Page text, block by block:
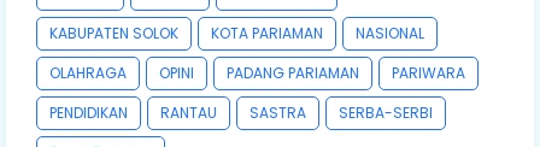
KABUPATEN SOLOK
KOTA PARIAMAN
NASIONAL
OLAHRAGA
OPINI PADANG PARIAMAN
PARIWARA
PENDIDIKAN
RANTAU SASTRA
SERBA-SERBI